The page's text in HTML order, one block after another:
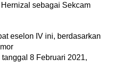
sebagai Sekcam
eselon IV ini, berdasarkan
8 Februari 2021,